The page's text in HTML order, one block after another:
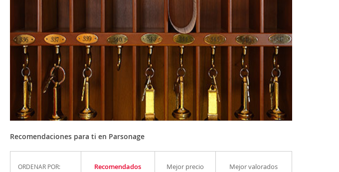
Recomendaciones para ti en Parsonage
ORDENAR POR: Recomendados Mejor precio Mejor valorados